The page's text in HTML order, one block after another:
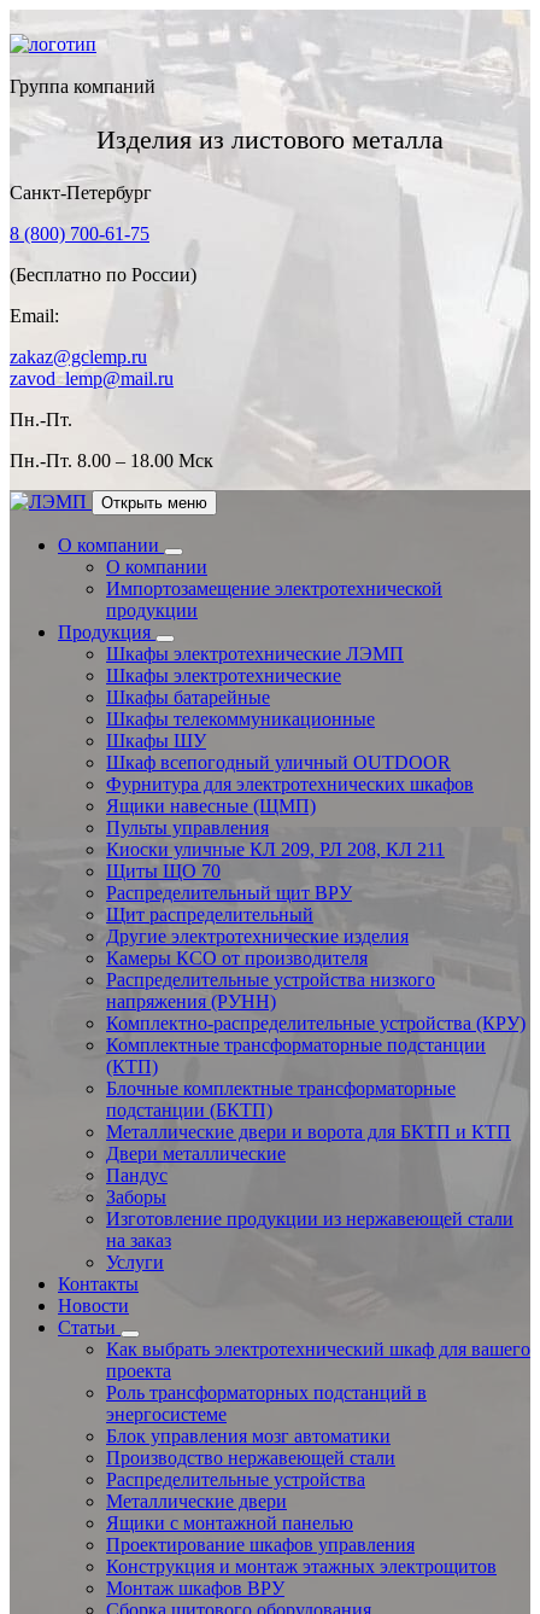
Группа компаний
Изделия из листового металла
Санкт-Петербург
8 (800) 700-61-75
(Бесплатно по России)
Email:
zakaz@gclemp.ru
zavod_lemp@mail.ru
Пн.-Пт.
Пн.-Пт. 8.00 – 18.00 Мск
Открыть меню
О компании
О компании
Импортозамещение электротехнической
продукции
Продукция
Шкафы электротехнические ЛЭМП
Шкафы электротехнические
Шкафы батарейные
Шкафы телекоммуникационные
Шкафы ШУ
Шкаф всепогодный уличный OUTDOOR
Фурнитура для электротехнических шкафов
Ящики навесные (ЩМП)
Пульты управления
Киоски уличные КЛ 209, РЛ 208, КЛ 211
Щиты ЩО 70
Распределительный щит ВРУ
Щит распределительный
Другие электротехнические изделия
Камеры КСО от производителя
Распределительные устройства низкого
напряжения (РУНН)
Комплектно-распределительные устройства (КРУ)
Комплектные трансформаторные подстанции
(КТП)
Блочные комплектные трансформаторные
подстанции (БКТП)
Металлические двери и ворота для БКТП и КТП
Двери металлические
Пандус
Заборы
Изготовление продукции из нержавеющей стали
на заказ
Услуги
Контакты
Новости
Статьи
Как выбрать электротехнический шкаф для вашего
проекта
Роль трансформаторных подстанций в
энергосистеме
Блок управления мозг автоматики
Производство нержавеющей стали
Распределительные устройства
Металлические двери
Ящики с монтажной панелью
Проектирование шкафов управления
Конструкция и монтаж этажных электрощитов
Монтаж шкафов ВРУ
Сборка щитового оборудования